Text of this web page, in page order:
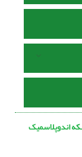
اندوپلاسمیک